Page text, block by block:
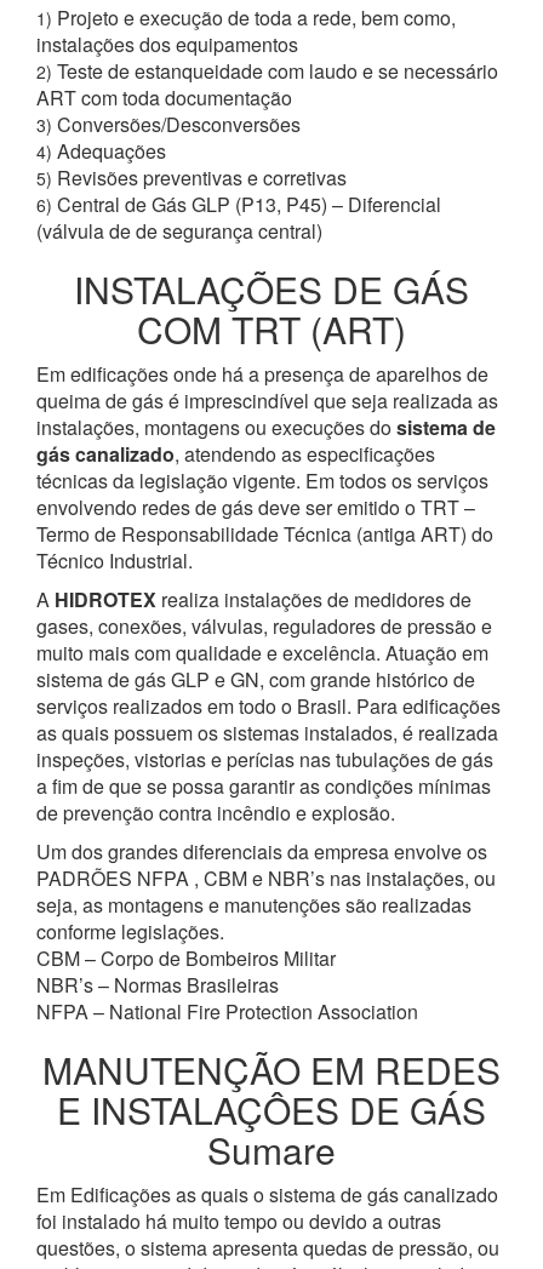
1) Projeto e execução de toda a rede, bem como,
instalações dos equipamentos
2) Teste de estanqueidade com laudo e se necessário
ART com toda documentação
3) Conversões/Desconversões
4) Adequações
5) Revisões preventivas e corretivas
6) Central de Gás GLP (P13, P45) – Diferencial
(válvula de de segurança central)
INSTALAÇÕES DE GÁS
COM TRT (ART)
Em edificações onde há a presença de aparelhos de
queima de gás é imprescindível que seja realizada as
instalações, montagens ou execuções dosistema de
gás canalizado, atendendo as especificações
técnicas da legislação vigente. Em todos os serviços
envolvendo redes de gás deve ser emitido o TRT –
Termo de Responsabilidade Técnica (antiga ART) do
Técnico Industrial.
A HIDROTEX realiza instalações de medidores de
gases, conexões, válvulas, reguladores de pressão e
muito mais com qualidade e excelência. Atuação em
sistema de gás GLP e GN, com grande histórico de
serviços realizados em todo o Brasil. Para edificações
as quais possuem os sistemas instalados, é realizada
inspeções, vistorias e perícias nas tubulações de gás
a fim de que se possa garantir as condições mínimas
de prevenção contra incêndio e explosão.
Um dos grandes diferenciais da empresa envolve os
PADRÕES NFPA , CBM e NBR’s nas instalações, ou
seja, as montagens e manutenções são realizadas
conforme legislações.
CBM – Corpo de Bombeiros Militar
NBR’s – Normas Brasileiras
NFPA – National Fire Protection Association
MANUTENÇÃO EM REDES
E INSTALAÇÔES DE GÁS
Sumare
Em Edificações as quais o sistema de gás canalizado
foi instalado há muito tempo ou devido a outras
questões, o sistema apresenta quedas de pressão, ou